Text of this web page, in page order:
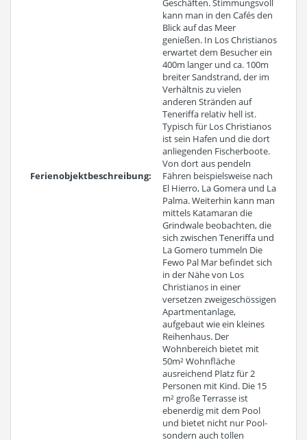
Ferienobjektbeschreibung:
Geschäften. Stimmungsvoll
kann man in den Cafés den
Blick auf das Meer
genießen. In Los Christianos
erwartet dem Besucher ein
400m langer und ca. 100m
breiter Sandstrand, der im
Verhältnis zu vielen
anderen Stränden auf
Teneriffa relativ hell ist.
Typisch für Los Christianos
ist sein Hafen und die dort
anliegenden Fischerboote.
Von dort aus pendeln
Fähren beispielsweise nach
El Hierro, La Gomera und La
Palma. Weiterhin kann man
mittels Katamaran die
Grindwale beobachten, die
sich zwischen Teneriffa und
La Gomero tummeln Die
Fewo Pal Mar befindet sich
in der Nähe von Los
Christianos in einer
versetzen zweigeschössigen
Apartmentanlage,
aufgebaut wie ein kleines
Reihenhaus. Der
Wohnbereich bietet mit
50m² Wohnfläche
ausreichend Platz für 2
Personen mit Kind. Die 15
m² große Terrasse ist
ebenerdig mit dem Pool
und bietet nicht nur Pool-
sondern auch tollen